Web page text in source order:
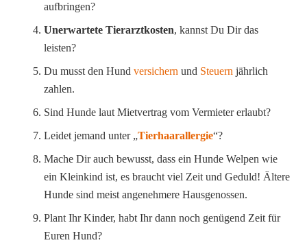
aufbringen?
Unerwartete Tierarztkosten, kannst Du Dir das
leisten?
Du musst den Hund versichern und Steuern jährlich
zahlen.
Sind Hunde laut Mietvertrag vom Vermieter erlaubt?
Leidet jemand unter „Tierhaarallergie“?
Mache Dir auch bewusst, dass ein Hunde Welpen wie
ein Kleinkind ist, es braucht viel Zeit und Geduld! Ältere
Hunde sind meist angenehmere Hausgenossen.
Plant Ihr Kinder, habt Ihr dann noch genügend Zeit für
Euren Hund?